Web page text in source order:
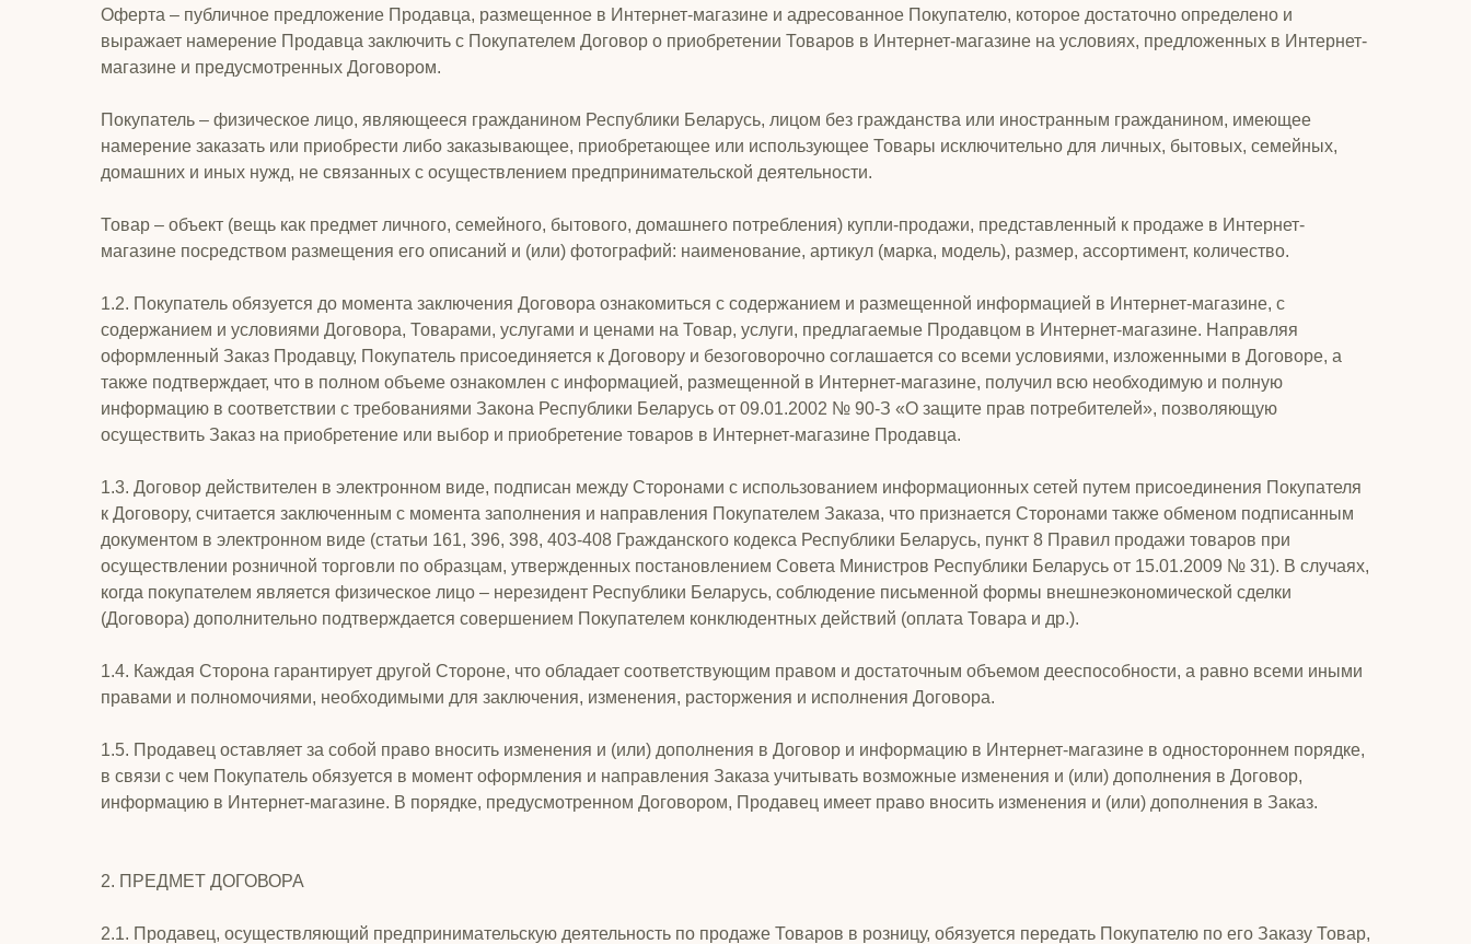
Оферта – публичное предложение Продавца, размещенное в Интернет-магазине и адресованное Покупателю, которое достаточно определено и
выражает намерение Продавца заключить с Покупателем Договор о приобретении Товаров в Интернет-магазине на условиях, предложенных в Интернет-
магазине и предусмотренных Договором.
Покупатель – физическое лицо, являющееся гражданином Республики Беларусь, лицом без гражданства или иностранным гражданином, имеющее
намерение заказать или приобрести либо заказывающее, приобретающее или использующее Товары исключительно для личных, бытовых, семейных,
домашних и иных нужд, не связанных с осуществлением предпринимательской деятельности.
Товар – объект (вещь как предмет личного, семейного, бытового, домашнего потребления) купли-продажи, представленный к продаже в Интернет-
магазине посредством размещения его описаний и (или) фотографий: наименование, артикул (марка, модель), размер, ассортимент, количество.
1.2. Покупатель обязуется до момента заключения Договора ознакомиться с содержанием и размещенной информацией в Интернет-магазине, с
содержанием и условиями Договора, Товарами, услугами и ценами на Товар, услуги, предлагаемые Продавцом в Интернет-магазине. Направляя
оформленный Заказ Продавцу, Покупатель присоединяется к Договору и безоговорочно соглашается со всеми условиями, изложенными в Договоре, а
также подтверждает, что в полном объеме ознакомлен с информацией, размещенной в Интернет-магазине, получил всю необходимую и полную
информацию в соответствии с требованиями Закона Республики Беларусь от 09.01.2002 № 90-З «О защите прав потребителей», позволяющую
осуществить Заказ на приобретение или выбор и приобретение товаров в Интернет-магазине Продавца.
1.3. Договор действителен в электронном виде, подписан между Сторонами с использованием информационных сетей путем присоединения Покупателя
к Договору, считается заключенным с момента заполнения и направления Покупателем Заказа, что признается Сторонами также обменом подписанным
документом в электронном виде (статьи 161, 396, 398, 403-408 Гражданского кодекса Республики Беларусь, пункт 8 Правил продажи товаров при
осуществлении розничной торговли по образцам, утвержденных постановлением Совета Министров Республики Беларусь от 15.01.2009 № 31). В случаях,
когда покупателем является физическое лицо – нерезидент Республики Беларусь, соблюдение письменной формы внешнеэкономической сделки
(Договора) дополнительно подтверждается совершением Покупателем конклюдентных действий (оплата Товара и др.).
1.4. Каждая Сторона гарантирует другой Стороне, что обладает соответствующим правом и достаточным объемом дееспособности, а равно всеми иными
правами и полномочиями, необходимыми для заключения, изменения, расторжения и исполнения Договора.
1.5. Продавец оставляет за собой право вносить изменения и (или) дополнения в Договор и информацию в Интернет-магазине в одностороннем порядке,
в связи с чем Покупатель обязуется в момент оформления и направления Заказа учитывать возможные изменения и (или) дополнения в Договор,
информацию в Интернет-магазине. В порядке, предусмотренном Договором, Продавец имеет право вносить изменения и (или) дополнения в Заказ.
2. ПРЕДМЕТ ДОГОВОРА
2.1. Продавец, осуществляющий предпринимательскую деятельность по продаже Товаров в розницу, обязуется передать Покупателю по его Заказу Товар,